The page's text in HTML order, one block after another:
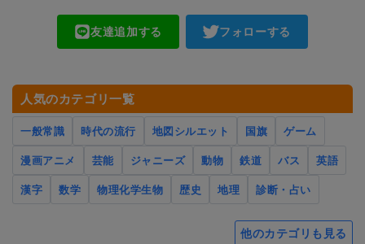
友達追加する フォローする
人気のカテゴリ一覧
一般常識 時代の流行 地図シルエット 国旗
ゲーム
漫画アニメ
芸能 ジャニーズ 動物 鉄道 バス
英語
漢字
数学 物理化学生物 歴史 地理 診断・占い
他のカテゴリも見る